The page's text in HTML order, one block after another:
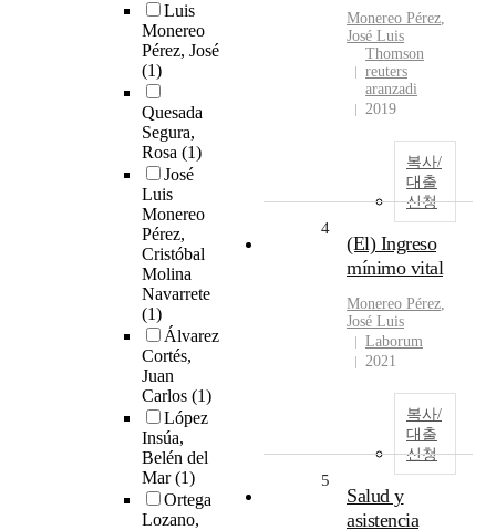
Luis
Monereo
Pérez, José
(1)
Quesada
Segura,
Rosa (1)
José
Luis
Monereo
Pérez,
Cristóbal
Molina
Navarrete
(1)
Álvarez
Cortés,
Juan
Carlos (1)
López
Insúa,
Belén del
Mar(1)
Ortega
Lozano,
Monereo Pérez,
José Luis
Thomson
reuters
aranzadi
2019
복사/
대출
신청
4
(El) Ingreso
mínimo vital
Monereo Pérez,
José Luis
Laborum
2021
복사/
대출
신청
5
Salud y
asistencia